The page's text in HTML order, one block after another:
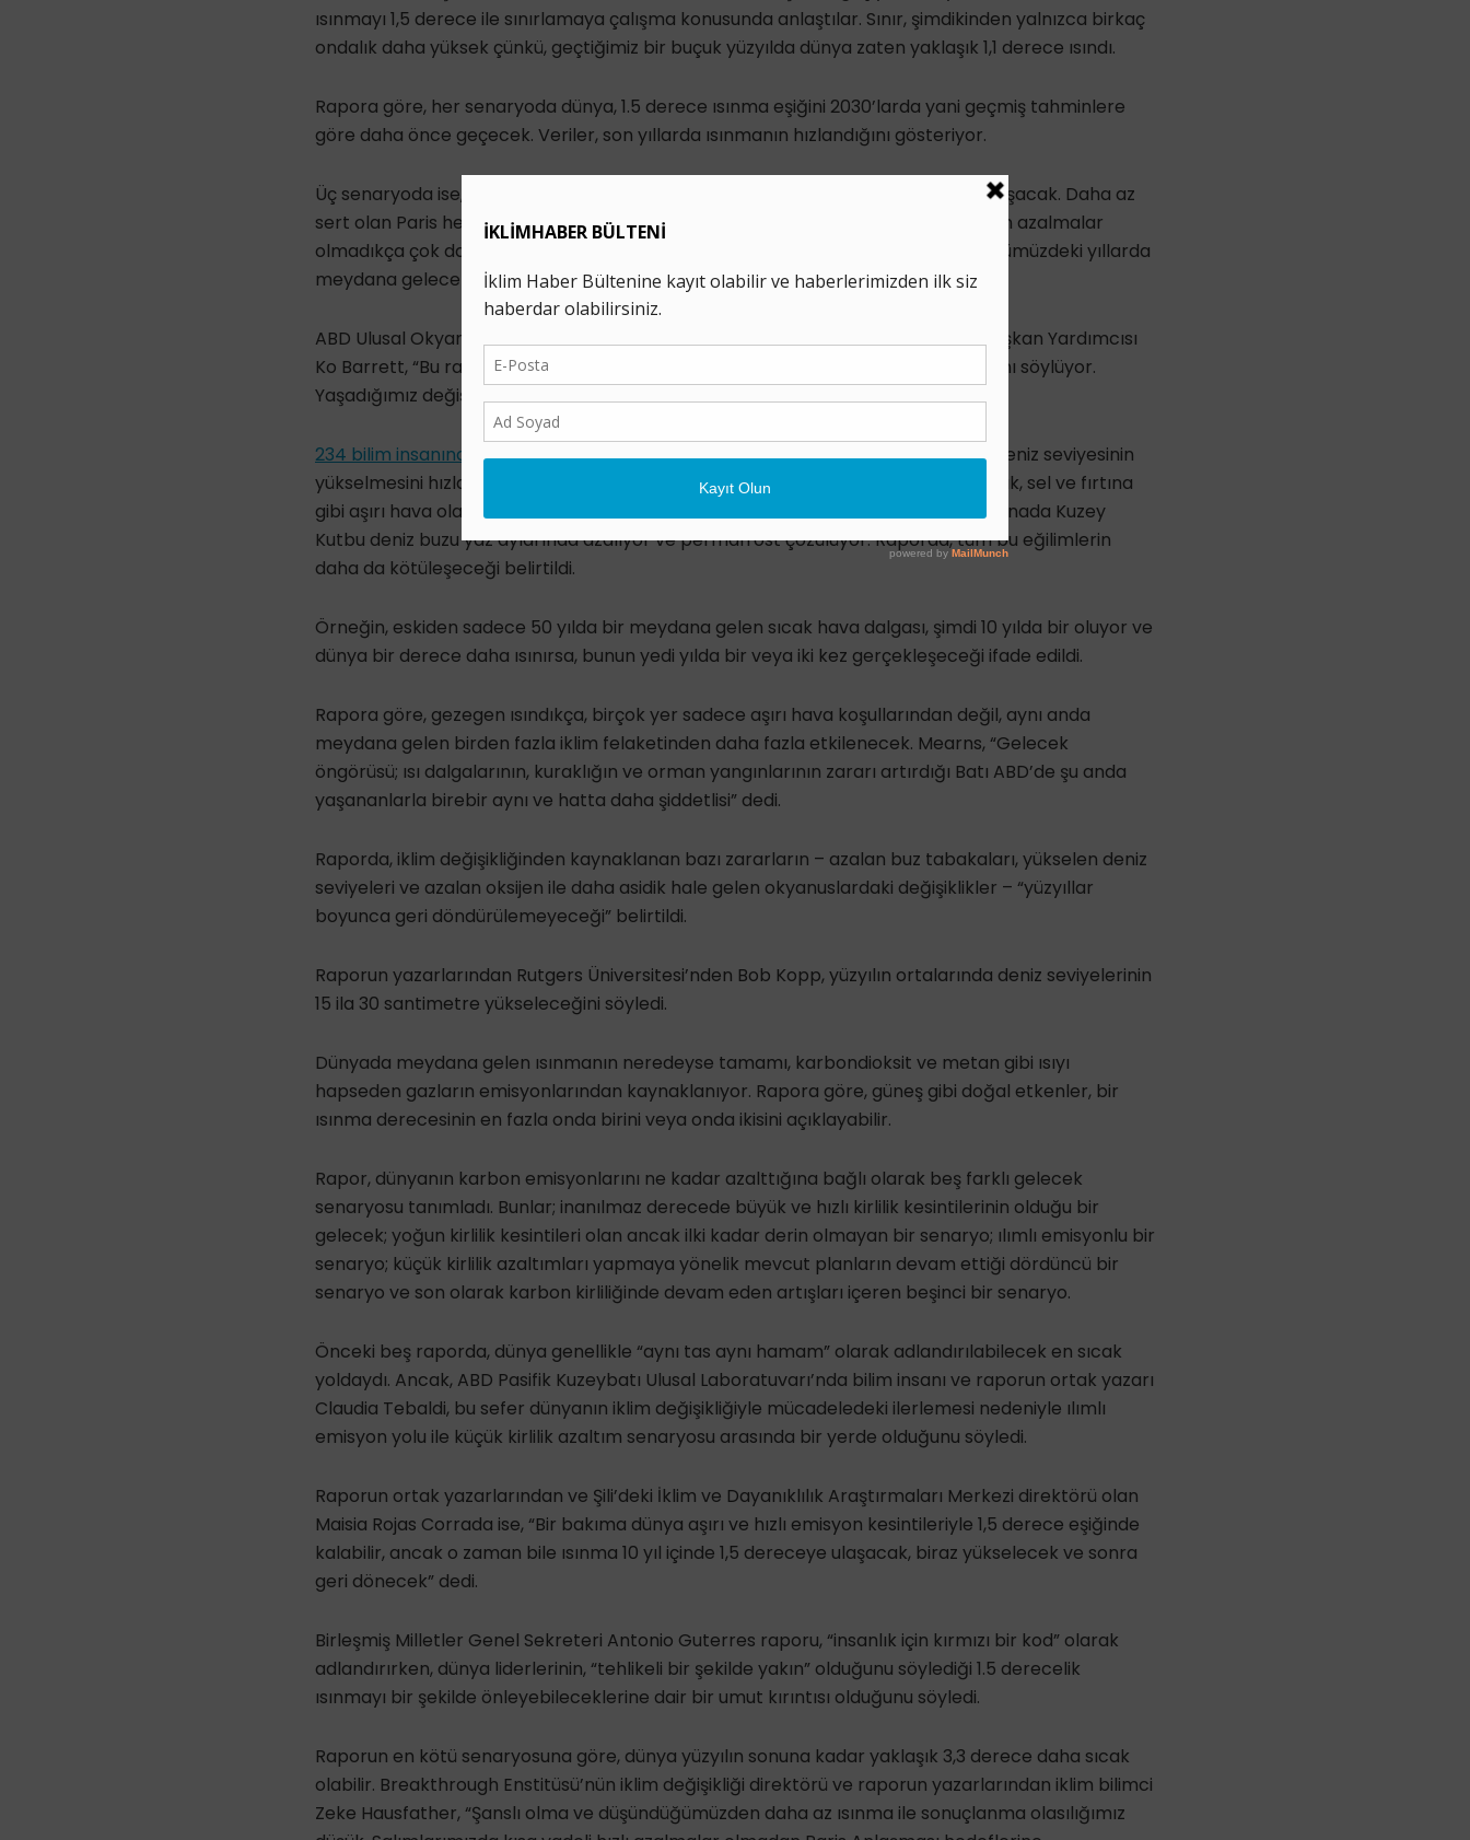
ısınmayı 1,5 derece ile sınırlamaya çalışma konusunda anlaştılar. Sınır, şimdikinden yalnızca birkaç
ondalık daha yüksek çünkü, geçtiğimiz bir buçuk yüzyılda dünya zaten yaklaşık 1,1 derece ısındı.
Rapora göre, her senaryoda dünya, 1.5 derece ısınma eşiğini 2030’larda yani geçmiş tahminlere
göre daha önce geçecek. Veriler, son yıllarda ısınmanın hızlandığını gösteriyor.
Üç senaryoda ise, ısınma muhtemelen sanayi öncesi seviyelere göre 2 dereceyi aşacak. Daha az
sert olan Paris hedefiyle ise “karbondioksit ve diğer seragazı emisyonlarında derin azalmalar
olmadıkça çok daha kötü ısı dalgaları, kuraklıklar ve sel tetikleyen sağanaklar önümüzdeki yıllarda
meydana gelecek” denildi.
ABD Ulusal Okyanus ve Atmosfer İdaresi (NOAA) kıdemli iklim danışmanı IPCC Başkan Yardımcısı
Ko Barrett, “Bu rapor bize iklimdeki son değişikliklerin yaygın, hızlı ve yoğunlaştığını söylüyor.
Yaşadığımız değişiklikler daha fazla ısınma ile artacak” dedi.
234 bilim insanındanoluşan ve yaklaşık 3000 sayfalık rapor, ısınmanın şimdiden deniz seviyesinin
yükselmesini hızlandırdığını, buzulları küçülttüğünü ve sıcak hava dalgaları, kuraklık, sel ve fırtına
gibi aşırı hava olaylarını kötüleştirdiğini söyledi. Tropikal siklonlar güçleniyor, bu esnada Kuzey
Kutbu deniz buzu yaz aylarında azalıyor ve permafrost çözülüyor. Raporda, tüm bu eğilimlerin
daha da kötüleşeceği belirtildi.
Örneğin, eskiden sadece 50 yılda bir meydana gelen sıcak hava dalgası, şimdi 10 yılda bir oluyor ve
dünya bir derece daha ısınırsa, bunun yedi yılda bir veya iki kez gerçekleşeceği ifade edildi.
Rapora göre, gezegen ısındıkça, birçok yer sadece aşırı hava koşullarından değil, aynı anda
meydana gelen birden fazla iklim felaketinden daha fazla etkilenecek. Mearns, “Gelecek
öngörüsü; ısı dalgalarının, kuraklığın ve orman yangınlarının zararı artırdığı Batı ABD’de şu anda
yaşananlarla birebir aynı ve hatta daha şiddetlisi” dedi.
Raporda, iklim değişikliğinden kaynaklanan bazı zararların – azalan buz tabakaları, yükselen deniz
seviyeleri ve azalan oksijen ile daha asidik hale gelen okyanuslardaki değişiklikler – “yüzyıllar
boyunca geri döndürülemeyeceği” belirtildi.
Raporun yazarlarından Rutgers Üniversitesi’nden Bob Kopp, yüzyılın ortalarında deniz seviyelerinin
15 ila 30 santimetre yükseleceğini söyledi.
Dünyada meydana gelen ısınmanın neredeyse tamamı, karbondioksit ve metan gibi ısıyı
hapseden gazların emisyonlarından kaynaklanıyor. Rapora göre, güneş gibi doğal etkenler, bir
ısınma derecesinin en fazla onda birini veya onda ikisini açıklayabilir.
Rapor, dünyanın karbon emisyonlarını ne kadar azalttığına bağlı olarak beş farklı gelecek
senaryosu tanımladı. Bunlar; inanılmaz derecede büyük ve hızlı kirlilik kesintilerinin olduğu bir
gelecek; yoğun kirlilik kesintileri olan ancak ilki kadar derin olmayan bir senaryo; ılımlı emisyonlu bir
senaryo; küçük kirlilik azaltımları yapmaya yönelik mevcut planların devam ettiği dördüncü bir
senaryo ve son olarak karbon kirliliğinde devam eden artışları içeren beşinci bir senaryo.
Önceki beş raporda, dünya genellikle “aynı tas aynı hamam” olarak adlandırılabilecek en sıcak
yoldaydı. Ancak, ABD Pasifik Kuzeybatı Ulusal Laboratuvarı’nda bilim insanı ve raporun ortak yazarı
Claudia Tebaldi, bu sefer dünyanın iklim değişikliğiyle mücadeledeki ilerlemesi nedeniyle ılımlı
emisyon yolu ile küçük kirlilik azaltım senaryosu arasında bir yerde olduğunu söyledi.
Raporun ortak yazarlarından ve Şili’deki İklim ve Dayanıklılık Araştırmaları Merkezi direktörü olan
Maisia Rojas Corrada ise, “Bir bakıma dünya aşırı ve hızlı emisyon kesintileriyle 1,5 derece eşiğinde
kalabilir, ancak o zaman bile ısınma 10 yıl içinde 1,5 dereceye ulaşacak, biraz yükselecek ve sonra
geri dönecek” dedi.
Birleşmiş Milletler Genel Sekreteri Antonio Guterres raporu, “insanlık için kırmızı bir kod” olarak
adlandırırken, dünya liderlerinin, “tehlikeli bir şekilde yakın” olduğunu söylediği 1.5 derecelik
ısınmayı bir şekilde önleyebileceklerine dair bir umut kırıntısı olduğunu söyledi.
Raporun en kötü senaryosuna göre, dünya yüzyılın sonuna kadar yaklaşık 3,3 derece daha sıcak
olabilir. Breakthrough Enstitüsü’nün iklim değişikliği direktörü ve raporun yazarlarından iklim bilimci
Zeke Hausfather, “Şanslı olma ve düşündüğümüzden daha az ısınma ile sonuçlanma olasılığımız